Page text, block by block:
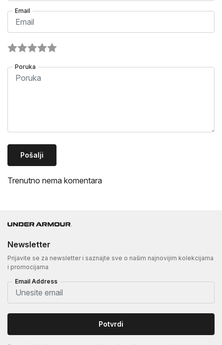
Email
Poruka
Pošalji
Trenutno nema komentara
Newsletter
Prijavite se za newsletter i saznajte sve o našim najnovijim kolekcijama
i promocijama
Email Address
Potvrdi